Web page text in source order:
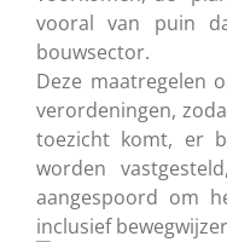
vooral van puin
bouwsector.
Deze maatregelen
verordeningen,
toezicht komt, er
worden
aangespoord om
inclusief